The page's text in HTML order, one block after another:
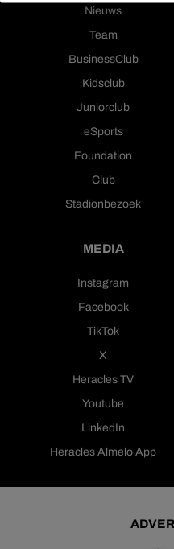
Nieuws
Team
BusinessClub
Kidsclub
Juniorclub
eSports
Foundation
Club
Stadionbezoek
MEDIA
Instagram
Facebook
TikTok
X
Heracles TV
Youtube
LinkedIn
Heracles Almelo App